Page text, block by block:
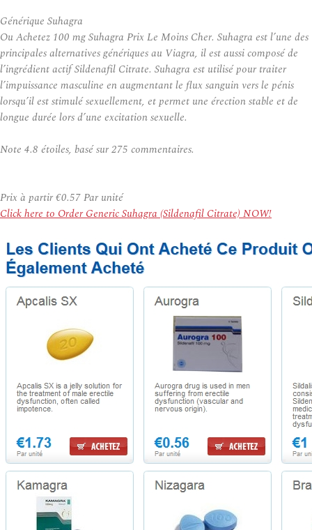
Générique Suhagra
Ou Achetez 100 mg Suhagra Prix Le Moins Cher. Suhagra est l’une des
principales alternatives génériques au Viagra, il est aussi composé de
l’ingrédient actif Sildenafil Citrate. Suhagra est utilisé pour traiter
l’impuissance masculine en augmentant le flux sanguin vers le pénis
lorsqu’il est stimulé sexuellement, et permet une érection stable et de
longue durée lors d’une excitation sexuelle.
Note 4.8 étoiles, basé sur275 commentaires.
Prix à partir€0.57Par unité
Click here to Order Generic Suhagra (Sildenafil Citrate) NOW!